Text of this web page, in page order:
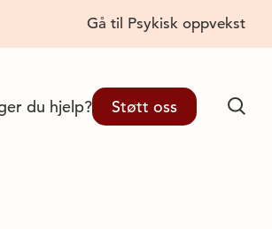
Gå til Psykisk oppvekst
du hjelp? Støtt oss
Lukk